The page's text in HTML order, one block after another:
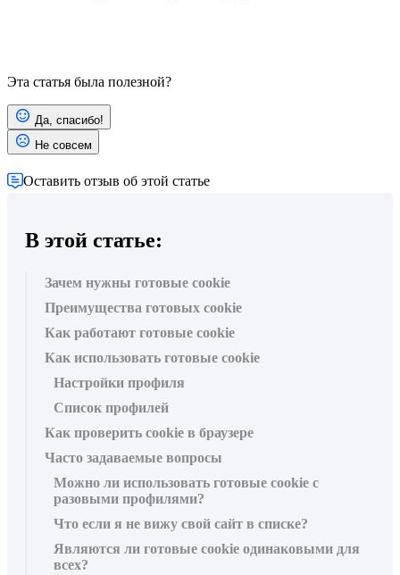
Эта статья была полезной?
Да, спасибо!
Не совсем
Оставить отзыв об этой статье
В этой статье:
Зачем нужны готовые cookie
Преимущества готовых cookie
Как работают готовые cookie
Как использовать готовые cookie
Настройки профиля
Список профилей
Как проверить cookie в браузере
Часто задаваемые вопросы
Можно ли использовать готовые cookie с
разовыми профилями?
Что если я не вижу свой сайт в списке?
Являются ли готовые cookie одинаковыми для
всех?